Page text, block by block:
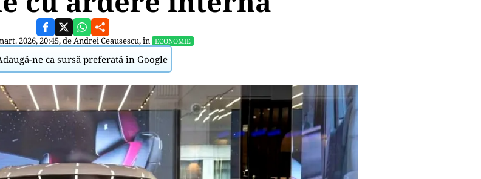
2026, 20:45, deAndrei Ceausescu, în ECONOMIE
ne ca sursă preferată în Google